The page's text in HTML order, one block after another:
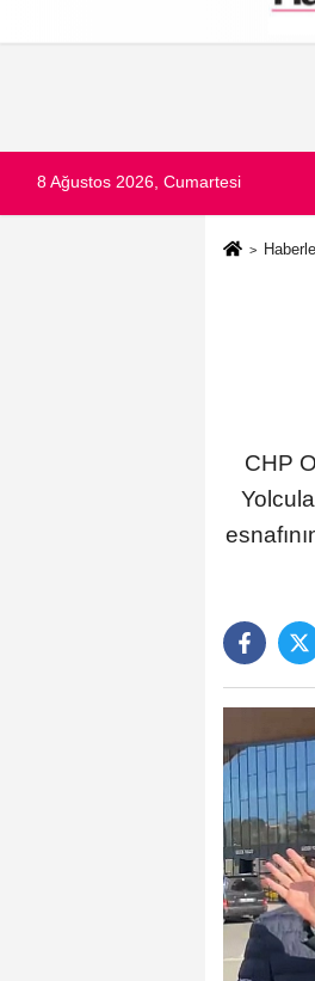
8 Ağustos 2026, Cumartesi
CHP